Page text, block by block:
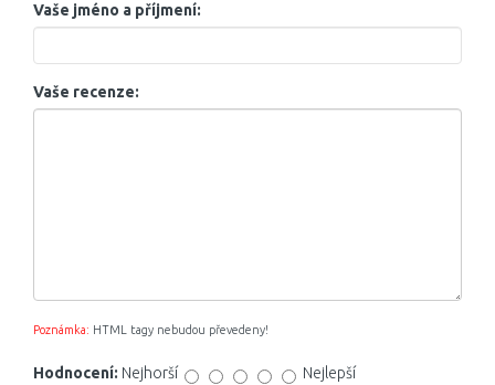
Vaše jméno a příjmení:
Vaše recenze:
Poznámka: HTML tagy nebudou převedeny!
Hodnocení: Nejhorší Nejlepší